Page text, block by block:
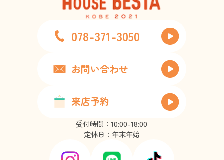
078-371-3050
お問い合わせ
来店予約
受付時間：10:00-18:00
定休日：年末年始